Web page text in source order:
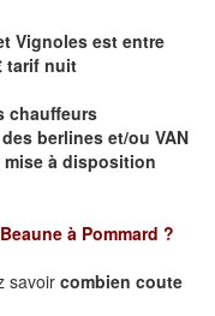
Vignoles est entre
tarif nuit
chauffeurs
berlines et/ou VAN
à disposition
Beaune à Pommard ?
savoir combien coute